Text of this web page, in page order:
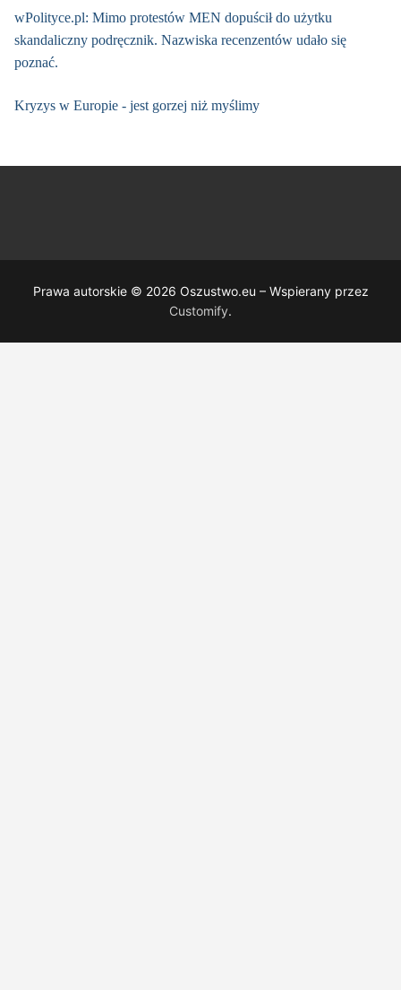
wPolityce.pl: Mimo protestów MEN dopuścił do użytku
skandaliczny podręcznik. Nazwiska recenzentów udało się
poznać.
Kryzys w Europie - jest gorzej niż myślimy
Prawa autorskie © 2026 Oszustwo.eu – Wspierany przez
Customify.